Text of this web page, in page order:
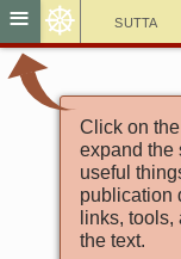
Sutta
≡ ☸
Click on
expand the
useful
publication
links,
the text.